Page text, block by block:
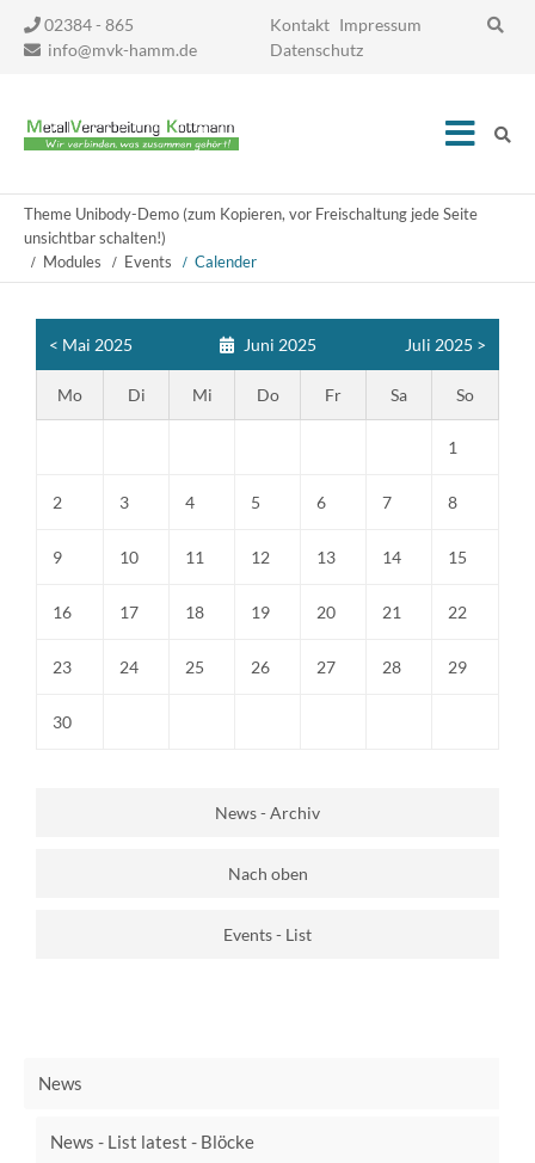
02384 - 865
info@mvk-hamm.de
Navigation
überspringen
Kontakt Impressum
Datenschutz
Theme Unibody-Demo (zum Kopieren, vor Freischaltung jede Seite
unsichtbar schalten!)
Modules
Events Calender
< Mai 2025 Juni 2025 Juli 2025 >
Mo Di Mi Do Fr Sa So
1
2 3 4 5 6 7 8
9 10 11 12 13 14 15
16 17 18 19 20 21 22
23 24 25 26 27 28 29
30
News - Archiv
Nach oben
Events - List
News
News - List latest - Blöcke